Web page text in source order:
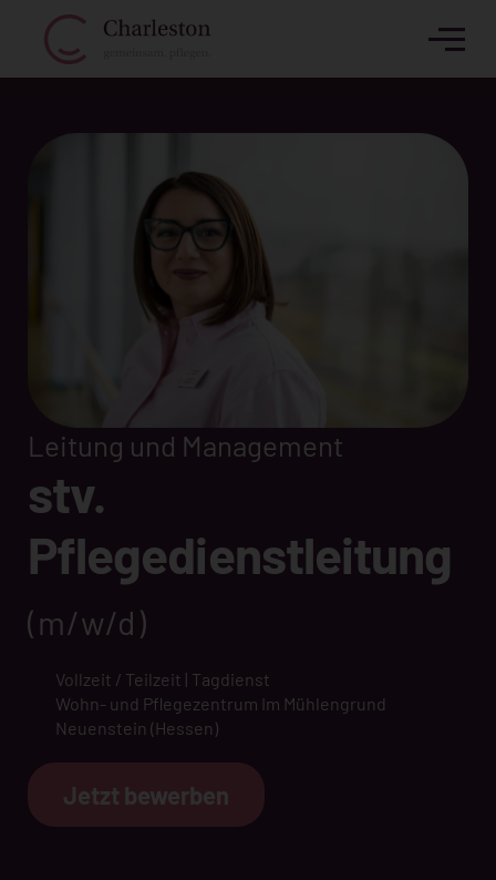
Leitung und Management
stv.
Pflegedienstleitung
(m/w/d)
Vollzeit / Teilzeit | Tagdienst
Wohn- und Pflegezentrum Im Mühlengrund
Neuenstein (Hessen)
Jetzt bewerben